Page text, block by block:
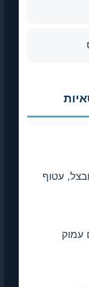
עטוף
עמוק